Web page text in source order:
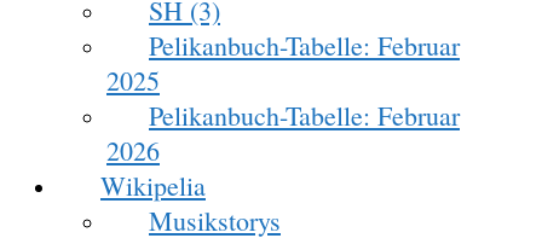
SH (3)
Pelikanbuch-Tabelle: Februar
2025
Pelikanbuch-Tabelle: Februar
2026
Wikipelia
Musikstorys